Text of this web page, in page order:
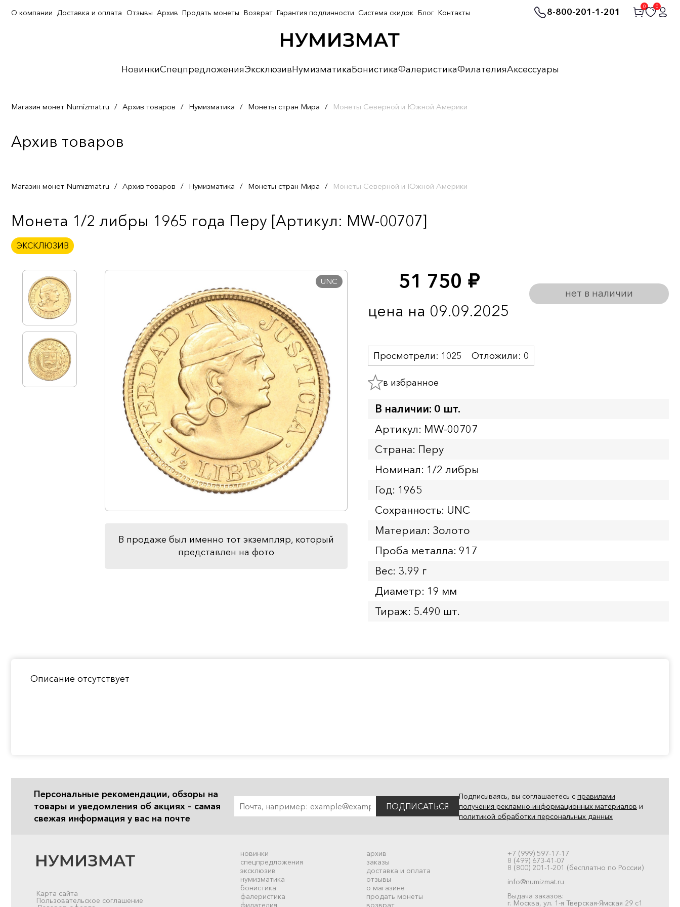
8-800-201-1-201
0 0
НовинкиСпецпредложенияЭксклюзивНумизматикаБонистикаФалеристикаФилателияАксессуары
О компании Доставка и оплата Отзывы Архив Продать монеты Возврат Гарантия подлинности Система скидок Блог Контакты
Магазин монет Numizmat.ru / Архив товаров / Нумизматика / Монеты стран Мира / Монеты Северной и Южной Америки
Архив товаров
Магазин монет Numizmat.ru / Архив товаров / Нумизматика / Монеты стран Мира / Монеты Северной и Южной Америки
Монета 1/2 либры 1965 года Перу [Артикул: MW-00707]
ЭКСКЛЮЗИВ
UNC
В продаже был именно тот экземпляр, который
представлен на фото
51 750 руб.
цена на 09.09.2025
нет в наличии
Просмотрели: 1025 Отложили: 0
в избранное
В наличии: 0 шт.
Артикул: MW-00707
Страна: Перу
Номинал: 1/2 либры
Год: 1965
Сохранность: UNC
Материал: Золото
Проба металла: 917
Вес: 3.99 г
Диаметр: 19 мм
Тираж: 5.490 шт.
Описание отсутствует
Персональные рекомендации, обзоры на
товары и уведомления об акциях – самая
свежая информация у вас на почте
ПОДПИСАТЬСЯ
Подписываясь, вы соглашаетесь с правилами
получения рекламно-информационных материалов и
политикой обработки персональных данных
новинки
спецпредложения
эксклюзив
нумизматика
бонистика
фалеристика
филателия
архив
заказы
доставка и оплата
отзывы
о магазине
продать монеты
возврат
+7 (999) 597-17-17
8 (499) 673-41-07
8 (800) 201-1-201 (бесплатно по России)
info@numizmat.ru
Выдача заказов:
г. Москва, ул. 1-я Тверская-Ямская 29 с1
Карта сайта
Пользовательское соглашение